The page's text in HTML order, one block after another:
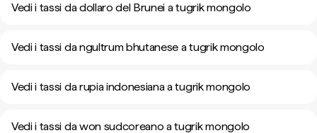
Vedi i tassi da dollaro del Brunei a tugrik mongolo
Vedi i tassi da ngultrum bhutanese a tugrik mongolo
Vedi i tassi da rupia indonesiana a tugrik mongolo
Vedi i tassi da won sudcoreano a tugrik mongolo